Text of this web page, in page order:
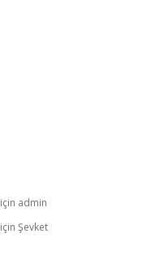
için admin
için Şevket